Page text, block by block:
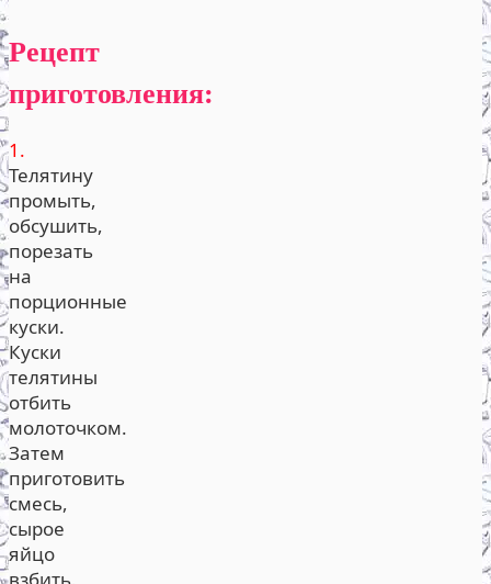
Рецепт
приготовления:
1.
Телятину
промыть,
обсушить,
порезать
на
порционные
куски.
Куски
телятины
отбить
молоточком.
Затем
приготовить
смесь,
сырое
яйцо
взбить,